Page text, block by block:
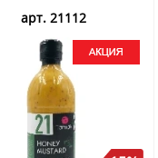
арт. 21112